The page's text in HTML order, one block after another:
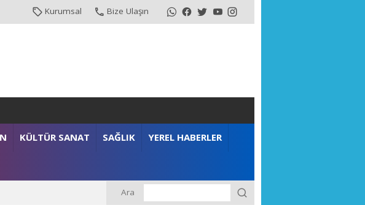
Kurumsal Bize Ulaşın
KÜLTÜR SANAT SAĞLIK YEREL HABERLER
Ara